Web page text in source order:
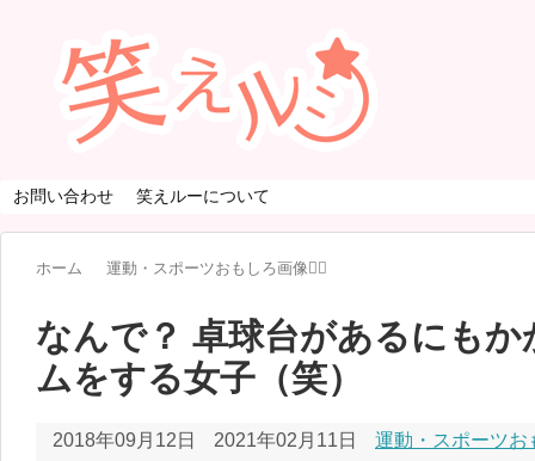
お問い合わせ 笑えルーについて
ホーム 運動・スポーツおもしろ画像🏃‍♂️
なんで？ 卓球台があるにも
ムをする女子（笑）
2018年09月12日 2021年02月11日 運動・スポーツお